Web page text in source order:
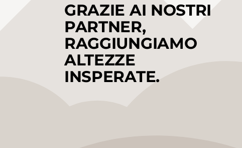
GRAZIE AI NOSTRI
PARTNER,
RAGGIUNGIAMO
ALTEZZE
INSPERATE.